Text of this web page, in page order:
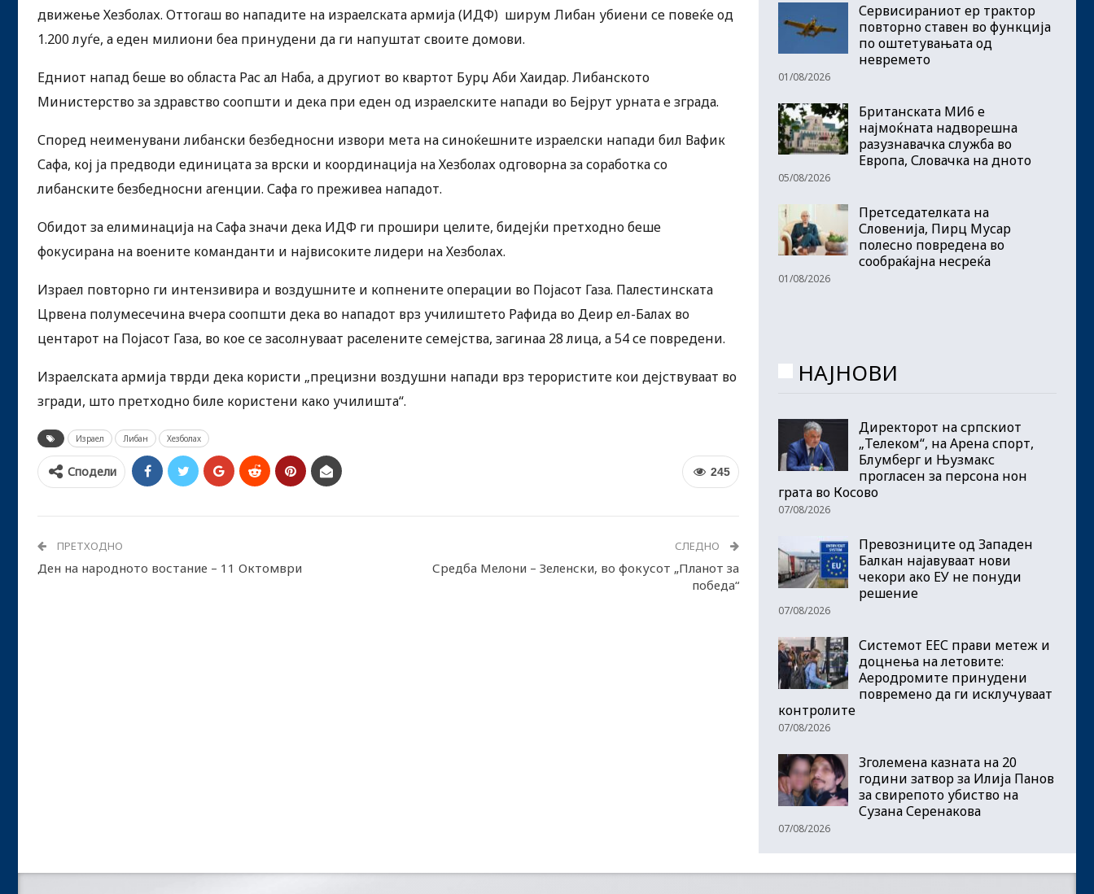
движење Хезболах. Оттогаш во нападите на израелската армија (ИДФ) ширум Либан убиени се повеќе од
1.200 луѓе, а еден милиони беа принудени да ги напуштат своите домови.
Едниот напад беше во областа Рас ал Наба, а другиот во квартот Бурџ Аби Хаидар. Либанското
Министерство за здравство соопшти и дека при еден од израелските напади во Бејрут урната е зграда.
Според неименувани либански безбедносни извори мета на синоќешните израелски напади бил Вафик
Сафа, кој ја предводи единицата за врски и координација на Хезболах одговорна за соработка со
либанските безбедносни агенции. Сафа го преживеа нападот.
Обидот за елиминација на Сафа значи дека ИДФ ги прошири целите, бидејќи претходно беше
фокусирана на воените команданти и највисоките лидери на Хезболах.
Израел повторно ги интензивира и воздушните и копнените операции во Појасот Газа. Палестинската
Црвена полумесечина вчера соопшти дека во нападот врз училиштето Рафида во Деир ел-Балах во
центарот на Појасот Газа, во кое се засолнуваат раселените семејства, загинаа 28 лица, а 54 се повредени.
Израелската армија тврди дека користи „прецизни воздушни напади врз терористите кои дејствуваат во
згради, што претходно биле користени како училишта“.
Израел Либан Хезболах
245
Сподели
ПРЕТХОДНО
Ден на народното востание – 11 Октомври
СЛЕДНО
Средба Мелони – Зеленски, во фокусот „Планот за
победа“
Сервисираниот ер трактор
повторно ставен во функција
по оштетувањата од
невремето
01/08/2026
Британската МИ6 е
најмоќната надворешна
разузнавачка служба во
Европа, Словачка на дното
05/08/2026
Претседателката на
Словенија, Пирц Мусар
полесно повредена во
сообраќајна несреќа
01/08/2026
НАЈНОВИ
Директорот на српскиот
„Телеком“, на Арена спорт,
Блумберг и Њузмакс
прогласен за персона нон
грата во Косово
07/08/2026
Превозниците од Западен
Балкан најавуваат нови
чекори ако ЕУ не понуди
решение
07/08/2026
Системот ЕЕС прави метеж и
доцнења на летовите:
Аеродромите принудени
повремено да ги исклучуваат
контролите
07/08/2026
Зголемена казната на 20
години затвор за Илија Панов
за свирепото убиство на
Сузана Серенакова
07/08/2026